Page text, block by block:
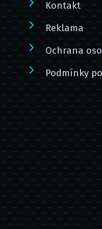
Kontakt
Reklama
Ochrana
Podmínky